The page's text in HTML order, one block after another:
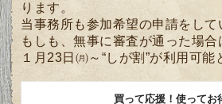
ります。
当事務所も参加希望の申請をして
もしも、無事に審査が通った場合
１月23日㈪～“しが割”が利用可能